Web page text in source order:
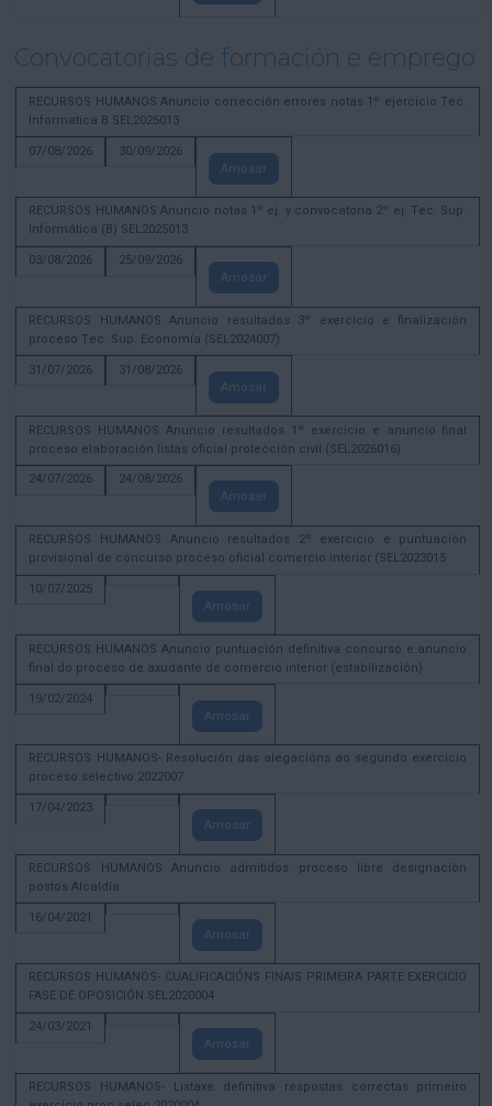
Convocatorias de formación e emprego
RECURSOS HUMANOS Anuncio corrección errores notas 1º ejercicio Tec.
Informatica B SEL2025013
07/08/2026
30/09/2026
Amosar
RECURSOS HUMANOS Anuncio notas 1º ej. y convocatoria 2º ej. Tec. Sup.
Informática (B) SEL2025013
03/08/2026
25/09/2026
Amosar
RECURSOS HUMANOS Anuncio resultados 3º exercicio e finalización
proceso Tec. Sup. Economía (SEL2024007)
31/07/2026
31/08/2026
Amosar
RECURSOS HUMANOS Anuncio resultados 1º exercicio e anuncio final
proceso elaboración listas oficial protección civil (SEL2026016)
24/07/2026
24/08/2026
Amosar
RECURSOS HUMANOS Anuncio resultados 2º exercicio e puntuación
provisional de concurso proceso oficial comercio interior (SEL2023015
10/07/2025
Amosar
RECURSOS HUMANOS Anuncio puntuación definitiva concurso e anuncio
final do proceso de axudante de comercio interior (estabilización)
19/02/2024
Amosar
RECURSOS HUMANOS- Resolución das alegacións ao segundo exercicio
proceso selectivo 2022007
17/04/2023
Amosar
RECURSOS HUMANOS Anuncio admitidos proceso libre designación
postos Alcaldía
16/04/2021
Amosar
RECURSOS HUMANOS- CUALIFICACIÓNS FINAIS PRIMEIRA PARTE EXERCICIO
FASE DE OPOSICIÓN SEL2020004
24/03/2021
Amosar
RECURSOS HUMANOS- Listaxe definitiva respostas correctas primeiro